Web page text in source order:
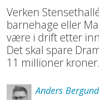
Verken
barnehage eller
være i drift etter
Det skal spare
11 millioner kroner.
Anders